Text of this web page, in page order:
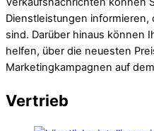
Dienstleistungen informieren,
sind. Darüber hinaus können
helfen, über die neuesten
Marketingkampagnen auf
Vertrieb